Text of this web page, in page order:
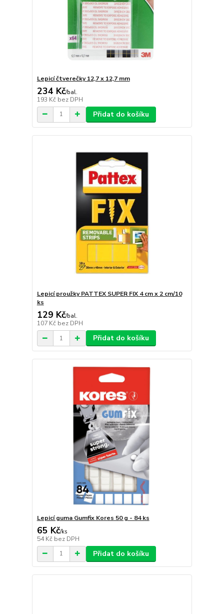
Lepicí čtverečky 12,7 x 12,7 mm
234 Kč/bal.
193 Kč bez DPH
Přidat do košíku
Lepicí proužky PATTEX SUPER FIX 4 cm x 2 cm/10
ks
129 Kč/bal.
107 Kč bez DPH
Přidat do košíku
Lepicí guma Gumfix Kores 50 g - 84 ks
65 Kč/ks
54 Kč bez DPH
Přidat do košíku